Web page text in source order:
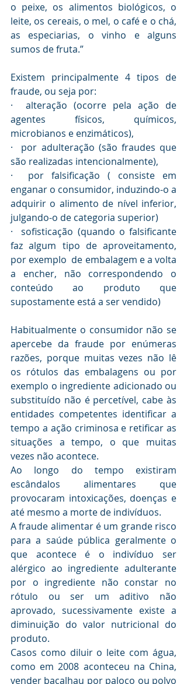
o peixe, os alimentos biológicos, o
leite, os cereais, o mel, o café e o chá,
as especiarias, o vinho e alguns
sumos de fruta.”
Existem principalmente 4 tipos de
fraude, ou seja por:
·  alteração (ocorre pela ação de
agentes físicos, químicos,
microbianos e enzimáticos),
·  por adulteração (são fraudes que
são realizadas intencionalmente),
·  por falsificação ( consiste em
enganar o consumidor, induzindo-o a
adquirir o alimento de nível inferior,
julgando-o de categoria superior)
·  sofisticação (quando o falsificante
faz algum tipo de aproveitamento,
por exemplo  de embalagem e a volta
a encher, não correspondendo o
conteúdo ao produto que
supostamente está a ser vendido)
Habitualmente o consumidor não se
apercebe da fraude por enúmeras
razões, porque muitas vezes não lê
os rótulos das embalagens ou por
exemplo o ingrediente adicionado ou
substituído não é percetível, cabe às
entidades competentes identificar a
tempo a ação criminosa e retificar as
situações a tempo, o que muitas
vezes não acontece.
Ao longo do tempo existiram
escândalos alimentares que
provocaram intoxicações, doenças e
até mesmo a morte de indivíduos.
A fraude alimentar é um grande risco
para a saúde pública geralmente o
que acontece é o indivíduo ser
alérgico ao ingrediente adulterante
por o ingrediente não constar no
rótulo ou ser um aditivo não
aprovado, sucessivamente existe a
diminuição do valor nutricional do
produto.
Casos como diluir o leite com água,
como em 2008 aconteceu na China,
vender bacalhau por paloco ou polvo